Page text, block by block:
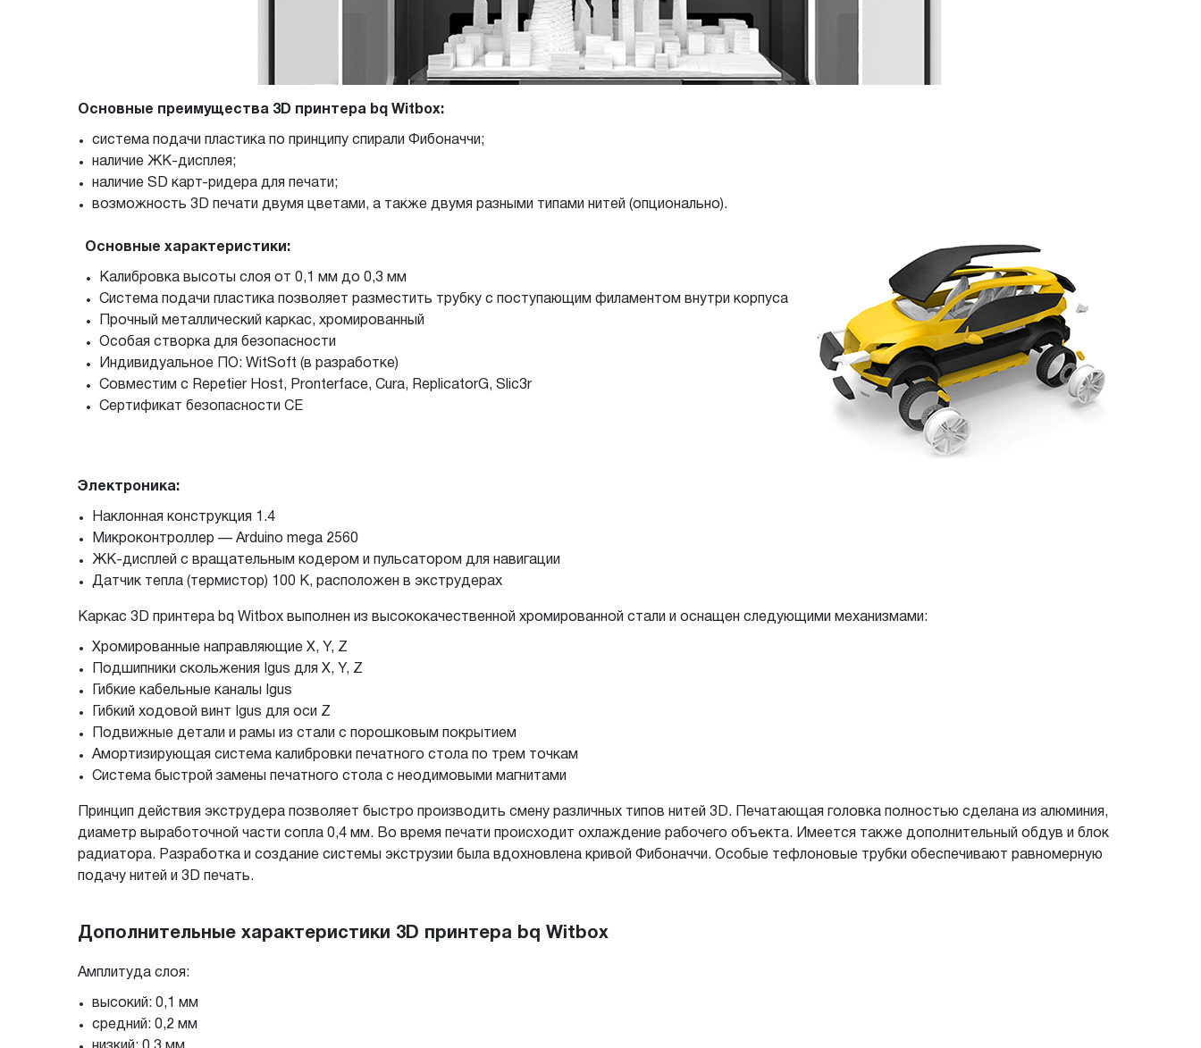
Основные преимущества 3D принтера bq Witbox:
система подачи пластика по принципу спирали Фибоначчи;
наличие ЖК-дисплея;
наличие SD карт-ридера для печати;
возможность 3D печати двумя цветами, а также двумя разными типами нитей (опционально).
Основные характеристики:
Калибровка высоты слоя от 0,1 мм до 0,3 мм
Система подачи пластика позволяет разместить трубку с поступающим филаментом внутри корпуса
Прочный металлический каркас, хромированный
Особая створка для безопасности
Индивидуальное ПО: WitSoft (в разработке)
Совместим с Repetier Host, Pronterface, Cura, ReplicatorG, Slic3r
Сертификат безопасности CE
Электроника:
Наклонная конструкция 1.4
Микроконтроллер — Arduino mega 2560
ЖК-дисплей с вращательным кодером и пульсатором для навигации
Датчик тепла (термистор) 100 К, расположен в экструдерах
Каркас 3D принтера bq Witbox выполнен из высококачественной хромированной стали и оснащен следующими механизмами:
Хромированные направляющие X, Y, Z
Подшипники скольжения Igus для X, Y, Z
Гибкие кабельные каналы Igus
Гибкий ходовой винт Igus для оси Z
Подвижные детали и рамы из стали с порошковым покрытием
Амортизирующая система калибровки печатного стола по трем точкам
Система быстрой замены печатного стола с неодимовыми магнитами
Принцип действия экструдера позволяет быстро производить смену различных типов нитей 3D. Печатающая головка полностью сделана из алюминия,
диаметр выработочной части сопла 0,4 мм. Во время печати происходит охлаждение рабочего объекта. Имеется также дополнительный обдув и блок
радиатора. Разработка и создание системы экструзии была вдохновлена кривой Фибоначчи. Особые тефлоновые трубки обеспечивают равномерную
подачу нитей и 3D печать.
Дополнительные характеристики 3D принтера bq Witbox
Амплитуда слоя:
высокий: 0,1 мм
средний: 0,2 мм